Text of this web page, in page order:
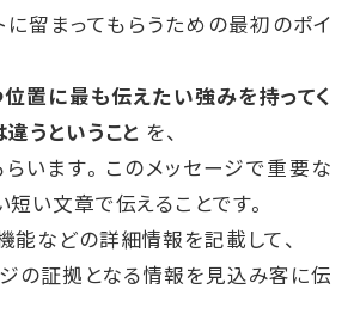
留まってもらうための最初のポイ
置に最も伝えたい強みを持ってく
違うということ を、
います。このメッセージで重要な
短い文章で伝えることです。
能などの詳細情報を記載して、
の証拠となる情報を見込み客に伝